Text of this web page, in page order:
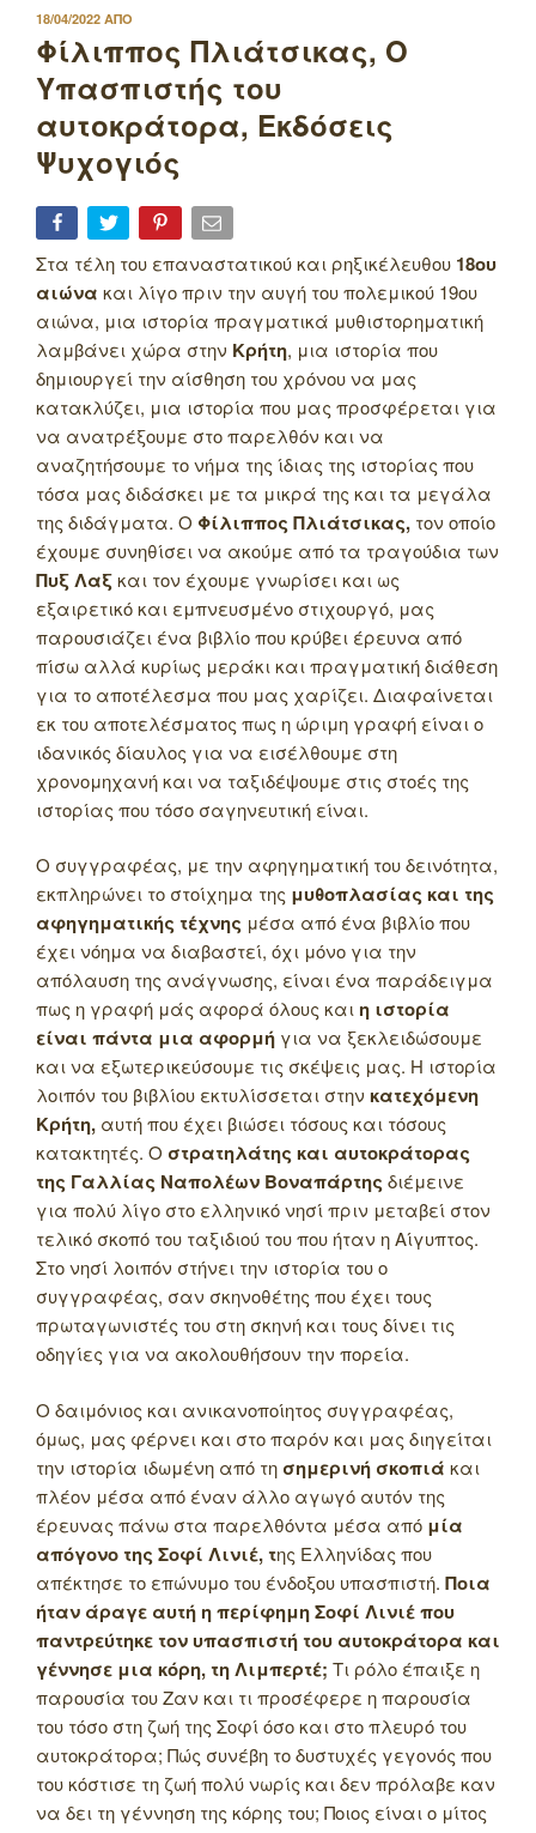
ΔΗΜΟΣΙΕΥΤΗΚΕ
ΣΤΙΣ
18/04/2022 ΑΠΟ
Φίλιππος Πλιάτσικας, Ο
Υπασπιστής του
αυτοκράτορα, Εκδόσεις
Ψυχογιός
Στα τέλη του επαναστατικού και ρηξικέλευθου 18ου
αιώνα και λίγο πριν την αυγή του πολεμικού 19ου
αιώνα, μια ιστορία πραγματικά μυθιστορηματική
λαμβάνει χώρα στην Κρήτη, μια ιστορία που
δημιουργεί την αίσθηση του χρόνου να μας
κατακλύζει, μια ιστορία που μας προσφέρεται για
να ανατρέξουμε στο παρελθόν και να
αναζητήσουμε το νήμα της ίδιας της ιστορίας που
τόσα μας διδάσκει με τα μικρά της και τα μεγάλα
της διδάγματα. Ο Φίλιππος Πλιάτσικας, τον οποίο
έχουμε συνηθίσει να ακούμε από τα τραγούδια των
Πυξ Λαξκαι τον έχουμε γνωρίσει και ως
εξαιρετικό και εμπνευσμένο στιχουργό, μας
παρουσιάζει ένα βιβλίο που κρύβει έρευνα από
πίσω αλλά κυρίως μεράκι και πραγματική διάθεση
για το αποτέλεσμα που μας χαρίζει. Διαφαίνεται
εκ του αποτελέσματος πως η ώριμη γραφή είναι ο
ιδανικός δίαυλος για να εισέλθουμε στη
χρονομηχανή και να ταξιδέψουμε στις στοές της
ιστορίας που τόσο σαγηνευτική είναι.
Ο συγγραφέας, με την αφηγηματική του δεινότητα,
εκπληρώνει το στοίχημα της μυθοπλασίας και της
αφηγηματικής τέχνης μέσα από ένα βιβλίο που
έχει νόημα να διαβαστεί, όχι μόνο για την
απόλαυση της ανάγνωσης, είναι ένα παράδειγμα
πως η γραφή μάς αφορά όλους και η ιστορία
είναι πάντα μια αφορμή για να ξεκλειδώσουμε
και να εξωτερικεύσουμε τις σκέψεις μας. Η ιστορία
λοιπόν του βιβλίου εκτυλίσσεται στην κατεχόμενη
Κρήτη, αυτή που έχει βιώσει τόσους και τόσους
κατακτητές. Ο στρατηλάτης και αυτοκράτορας
της Γαλλίας Ναπολέων Βοναπάρτης διέμεινε
για πολύ λίγο στο ελληνικό νησί πριν μεταβεί στον
τελικό σκοπό του ταξιδιού του που ήταν η Αίγυπτος.
Στο νησί λοιπόν στήνει την ιστορία του ο
συγγραφέας, σαν σκηνοθέτης που έχει τους
πρωταγωνιστές του στη σκηνή και τους δίνει τις
οδηγίες για να ακολουθήσουν την πορεία.
Ο δαιμόνιος και ανικανοποίητος συγγραφέας,
όμως, μας φέρνει και στο παρόν και μας διηγείται
την ιστορία ιδωμένη από τη σημερινή σκοπιά και
πλέον μέσα από έναν άλλο αγωγό αυτόν της
έρευνας πάνω στα παρελθόντα μέσα από μία
απόγονο της Σοφί Λινιέ, της Ελληνίδας που
απέκτησε το επώνυμο του ένδοξου υπασπιστή. Ποια
ήταν άραγε αυτή η περίφημη Σοφί Λινιέ που
παντρεύτηκε τον υπασπιστή του αυτοκράτορα και
γέννησε μια κόρη, τη Λιμπερτέ; Τι ρόλο έπαιξε η
παρουσία του Ζαν και τι προσέφερε η παρουσία
του τόσο στη ζωή της Σοφί όσο και στο πλευρό του
αυτοκράτορα; Πώς συνέβη το δυστυχές γεγονός που
του κόστισε τη ζωή πολύ νωρίς και δεν πρόλαβε καν
να δει τη γέννηση της κόρης του; Ποιος είναι ο μίτος